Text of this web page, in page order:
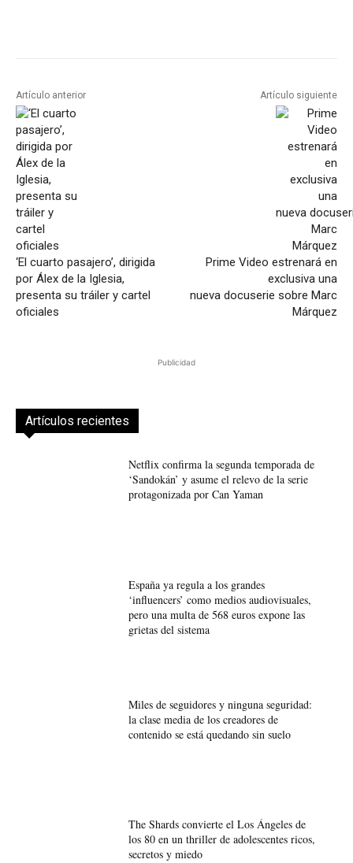
Artículo anterior
‘El cuarto pasajero’, dirigida
por Álex de la Iglesia,
presenta su tráiler y cartel
oficiales
Artículo siguiente
Prime Video estrenará en
exclusiva una
nueva docuserie sobre Marc
Márquez
Publicidad
Artículos recientes
Netflix confirma la segunda temporada de
‘Sandokán’ y asume el relevo de la serie
protagonizada por Can Yaman
España ya regula a los grandes
‘influencers’ como medios audiovisuales,
pero una multa de 568 euros expone las
grietas del sistema
Miles de seguidores y ninguna seguridad:
la clase media de los creadores de
contenido se está quedando sin suelo
The Shards convierte el Los Ángeles de
los 80 en un thriller de adolescentes ricos,
secretos y miedo